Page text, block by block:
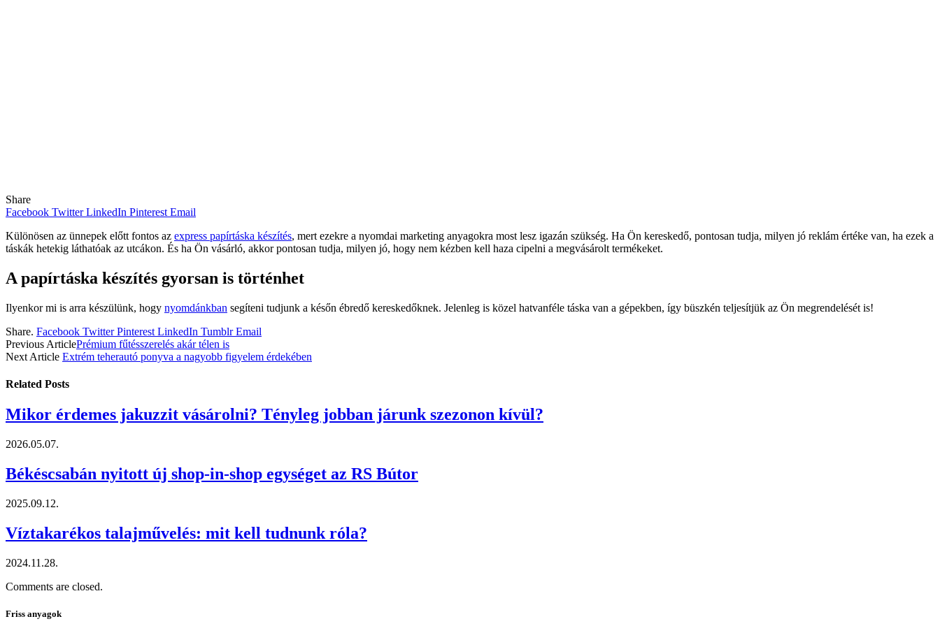
Share
Facebook Twitter LinkedIn Pinterest Email
Különösen az ünnepek előtt fontos az express papírtáska készítés, mert ezekre a nyomdai marketing anyagokra most lesz igazán szükség. Ha Ön kereskedő, pontosan tudja, milyen jó reklám értéke van, ha ezek a
táskák hetekig láthatóak az utcákon. És ha Ön vásárló, akkor pontosan tudja, milyen jó, hogy nem kézben kell haza cipelni a megvásárolt termékeket.
A papírtáska készítés gyorsan is történhet
Ilyenkor mi is arra készülünk, hogy nyomdánkban segíteni tudjunk a későn ébredő kereskedőknek. Jelenleg is közel hatvanféle táska van a gépekben, így büszkén teljesítjük az Ön megrendelését is!
Share. Facebook Twitter Pinterest LinkedIn Tumblr Email
Previous ArticlePrémium fűtésszerelés akár télen is
Next Article Extrém teherautó ponyva a nagyobb figyelem érdekében
Related Posts
Mikor érdemes jakuzzit vásárolni? Tényleg jobban járunk szezonon kívül?
2026.05.07.
Békéscsabán nyitott új shop-in-shop egységet az RS Bútor
2025.09.12.
Víztakarékos talajművelés: mit kell tudnunk róla?
2024.11.28.
Comments are closed.
Friss anyagok